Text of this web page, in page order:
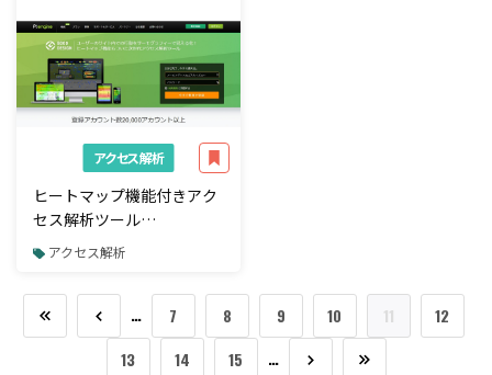
アクセス解析
ヒートマップ機能付きアク
セス解析ツール
「Ptengine」の有料プラン
ーポン機能リリース
アクセス解析
… 7 8 9 10 11
12
13
14 15 …